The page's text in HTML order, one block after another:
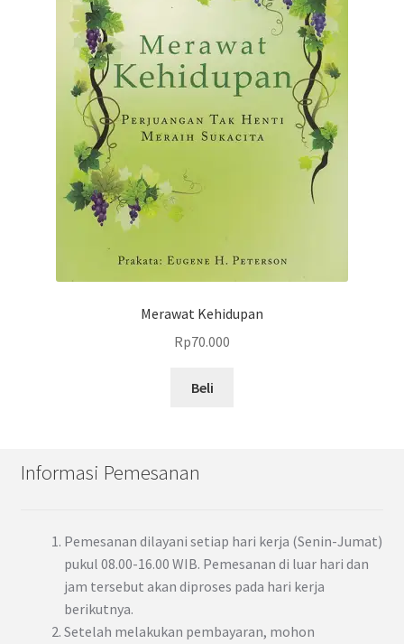
Merawat Kehidupan
Rp70.000
Beli
Informasi Pemesanan
Pemesanan dilayani setiap hari kerja (Senin-Jumat)
pukul 08.00-16.00 WIB. Pemesanan di luar hari dan
jam tersebut akan diproses pada hari kerja
berikutnya.
Setelah melakukan pembayaran, mohon